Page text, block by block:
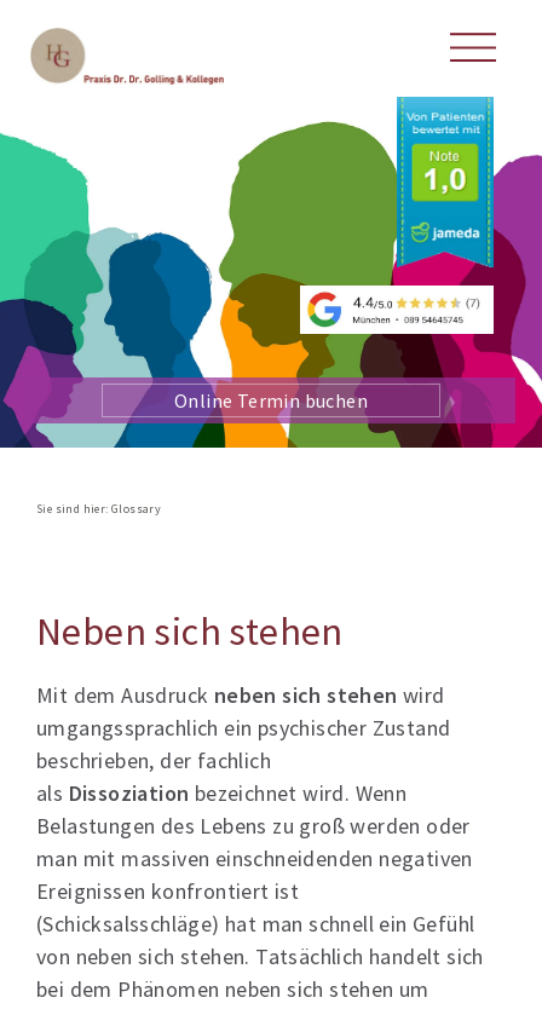
Online Termin buchen
Sie sind hier:Glossary
Neben sich stehen
Mit dem Ausdruck neben sich stehen wird
umgangssprachlich ein psychischer Zustand
beschrieben, der fachlich
als Dissoziation bezeichnet wird. Wenn
Belastungen des Lebens zu groß werden oder
man mit massiven einschneidenden negativen
Ereignissen konfrontiert ist
(Schicksalsschläge) hat man schnell ein Gefühl
von neben sich stehen. Tatsächlich handelt sich
bei dem Phänomen neben sich stehen um